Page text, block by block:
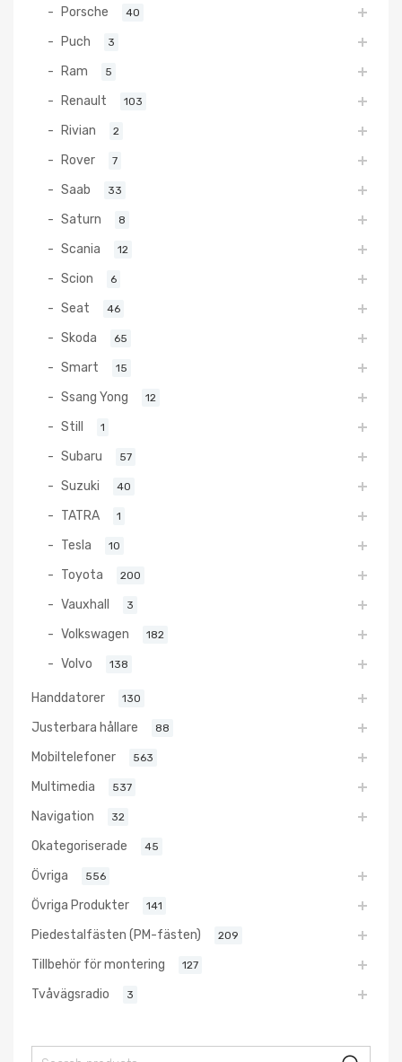
Porsche 40
Puch 3
Ram 5
Renault 103
Rivian 2
Rover 7
Saab 33
Saturn 8
Scania 12
Scion 6
Seat 46
Skoda 65
Smart 15
Ssang Yong 12
Still 1
Subaru 57
Suzuki 40
TATRA 1
Tesla 10
Toyota 200
Vauxhall 3
Volkswagen 182
Volvo 138
Handdatorer 130
Justerbara hållare 88
Mobiltelefoner 563
Multimedia 537
Navigation 32
Okategoriserade 45
Övriga 556
Övriga Produkter 141
Piedestalfästen (PM-fästen) 209
Tillbehör för montering 127
Tvåvägsradio 3